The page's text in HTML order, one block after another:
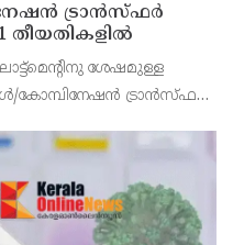
ട്രാൻസ്ഫർ
ശേഷമുള്ള
കോമ്പിനേഷൻ ട്രാൻസ്ഫർ